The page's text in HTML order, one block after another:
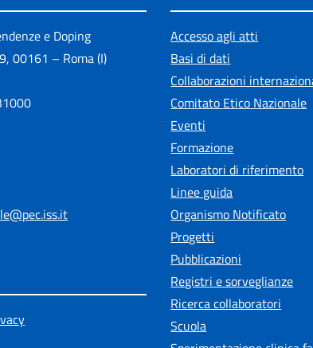
e Doping
00161 – Roma (I)
Accesso agli atti
Basi di dati
Collaborazioni
Comitato Etico Nazionale
Eventi
Formazione
Laboratori di riferimento
Linee guida
Organismo Notificato
Progetti
Pubblicazioni
Registri e sorveglianze
Ricerca collaboratori
Scuola